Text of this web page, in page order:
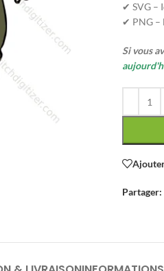
✔ SVG –
✔ PNG –
Si vous
Partager: